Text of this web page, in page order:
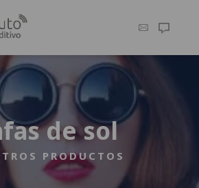
de sol
PRODUCTOS